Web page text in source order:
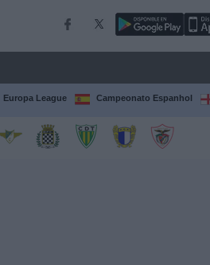
Europa League Campeonato Espanhol